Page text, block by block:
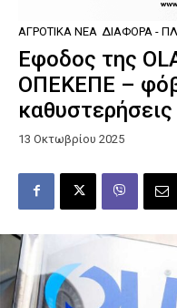
ΑΓΡΟΤΙΚΆ ΝΈΑ ΔΙΆΦΟΡΑ -
Εφοδος της
ΟΠΕΚΕΠΕ –
13 Οκτωβρίου 2025